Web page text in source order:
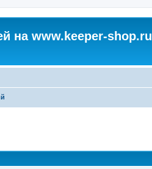
на www.keeper-shop.ru